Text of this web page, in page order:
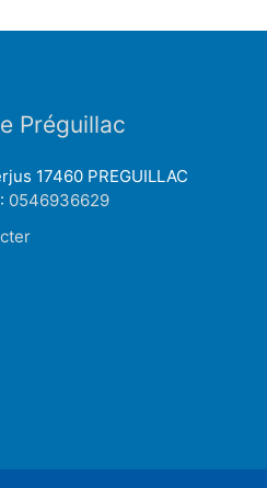
Préguillac
17460 PREGUILLAC
0546936629